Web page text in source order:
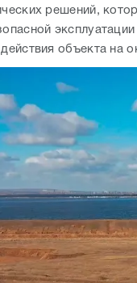
решений,
объекта на